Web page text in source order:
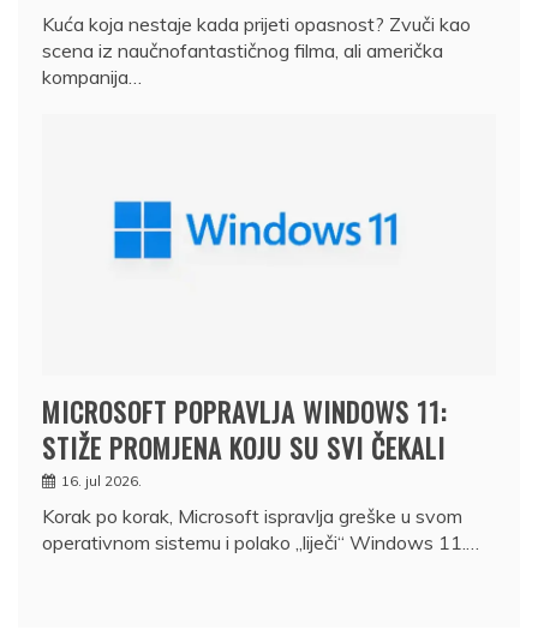
Kuća koja nestaje kada prijeti opasnost? Zvuči kao
scena iz naučnofantastičnog filma, ali američka
kompanija…
MICROSOFT POPRAVLJA WINDOWS 11:
STIŽE PROMJENA KOJU SU SVI ČEKALI
16. jul 2026.
Korak po korak, Microsoft ispravlja greške u svom
operativnom sistemu i polako „liječi“ Windows 11.…